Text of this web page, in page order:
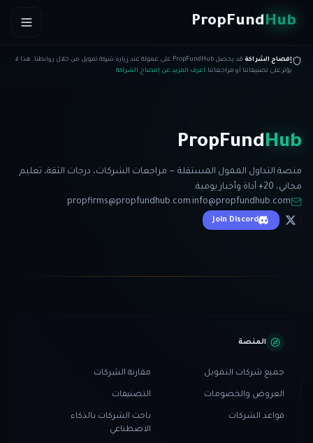
PropFundHub
إفصاح الشراكة
قد يحصل PropFundHub على عمولة عند زيارة شركة تمويل من خلال روابطنا. هذا لا
يؤثر على تصنيفاتنا أو مراجعاتنا. اعرف المزيد عن إفصاح الشراكة
PropFundHub
منصة التداول الممول المستقلة — مراجعات الشركات، درجات الثقة، تعليم
مجاني، 20+ أداة وأخبار يومية.
info@propfundhub.com
·
propfirms@propfundhub.com
Join Discord
المنصة
جميع شركات التمويل مقارنة الشركات
العروض والخصومات التصنيفات
قواعد الشركات
باحث الشركات بالذكاء
الاصطناعي